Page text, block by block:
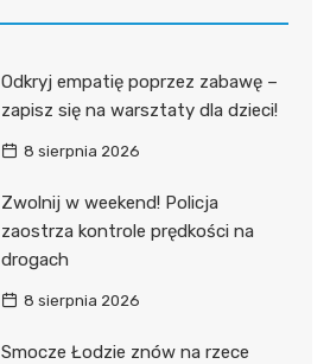
Odkryj empatię poprzez zabawę –
zapisz się na warsztaty dla dzieci!
8 sierpnia 2026
Zwolnij w weekend! Policja
zaostrza kontrole prędkości na
drogach
8 sierpnia 2026
Smocze Łodzie znów na rzece